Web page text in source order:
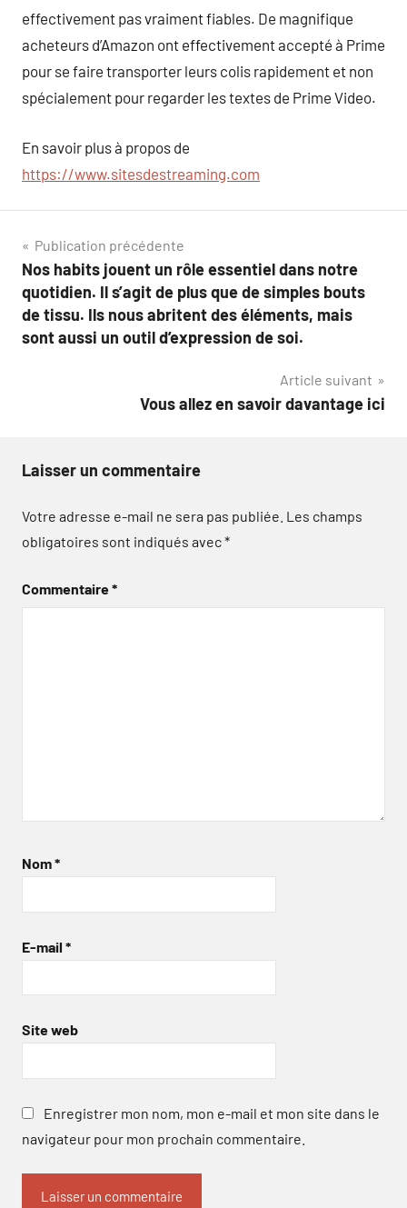
effectivement pas vraiment fiables. De magnifique
acheteurs d’Amazon ont effectivement accepté à Prime
pour se faire transporter leurs colis rapidement et non
spécialement pour regarder les textes de Prime Video.
En savoir plus à propos de
https://www.sitesdestreaming.com
Navigation
de
l’article
Publication précédente
Nos habits jouent un rôle essentiel dans notre
quotidien. Il s’agit de plus que de simples bouts
de tissu. Ils nous abritent des éléments, mais
sont aussi un outil d’expression de soi.
Article suivant
Vous allez en savoir davantage ici
Laisser un commentaire
Votre adresse e-mail ne sera pas publiée. Les champs
obligatoires sont indiqués avec*
Commentaire*
Nom*
E-mail *
Site web
Enregistrer mon nom, mon e-mail et mon site dans le
navigateur pour mon prochain commentaire.